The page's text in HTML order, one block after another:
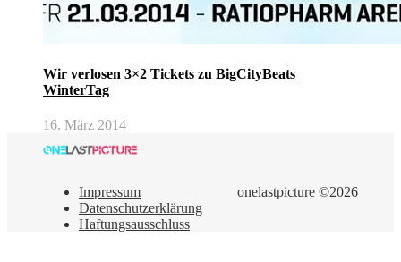
Wir verlosen 3×2 Tickets zu BigCityBeats
WinterTag
16. März 2014
onelastpicture ©2026
Impressum
Datenschutzerklärung
Haftungsausschluss